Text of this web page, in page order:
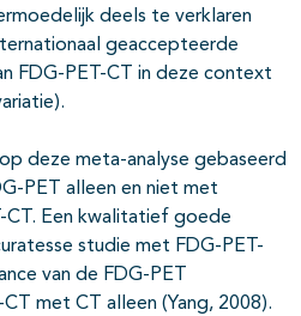
deels te verklaren
geaccepteerde
FDG-PET-CT in deze context
deze meta-analyse gebaseerd
PET alleen en niet met
CT. Een kwalitatief goede
studie met FDG-PET-
van de FDG-PET
met CT alleen (Yang, 2008).